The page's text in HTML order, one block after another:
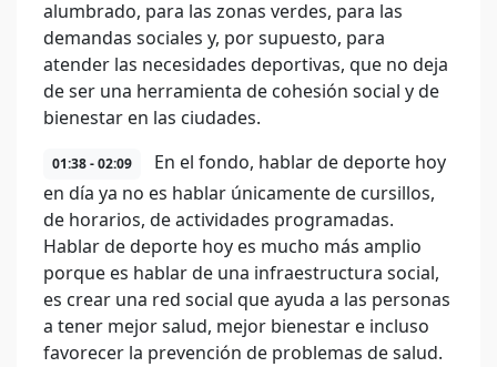
alumbrado, para las zonas verdes, para las
demandas sociales y, por supuesto, para
atender las necesidades deportivas, que no deja
de ser una herramienta de cohesión social y de
bienestar en las ciudades.
01:38 - 02:09
En el fondo, hablar de deporte hoy
en día ya no es hablar únicamente de cursillos,
de horarios, de actividades programadas.
Hablar de deporte hoy es mucho más amplio
porque es hablar de una infraestructura social,
es crear una red social que ayuda a las personas
a tener mejor salud, mejor bienestar e incluso
favorecer la prevención de problemas de salud.